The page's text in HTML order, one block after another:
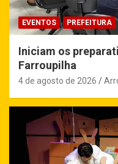
EVENTOS PREFEITURA
Iniciam os
Farroupilha
4 de agosto de 2026